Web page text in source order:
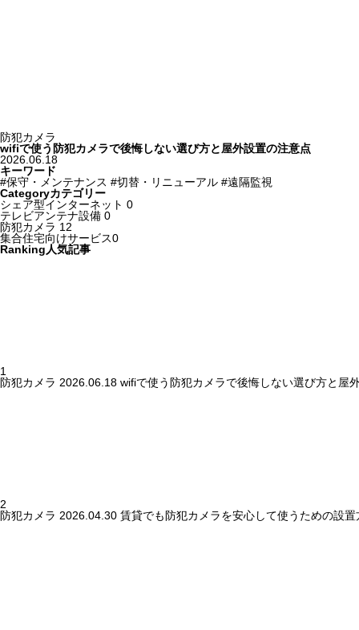
防犯カメラ
wifiで使う防犯カメラで後悔しない選び方と屋外設置の注意点
2026.06.18
キーワード
#保守・メンテナンス #切替・リニューアル #遠隔監視
Categoryカテゴリー
シェア型インターネット 0
テレビアンテナ設備 0
防犯カメラ 12
集合住宅向けサービス​0
Ranking 人気記事
1
防犯カメラ 2026.06.18 wifiで使う防犯カメラで後悔しない選び方と屋
2
防犯カメラ 2026.04.30 賃貸でも防犯カメラを安心して使うための設